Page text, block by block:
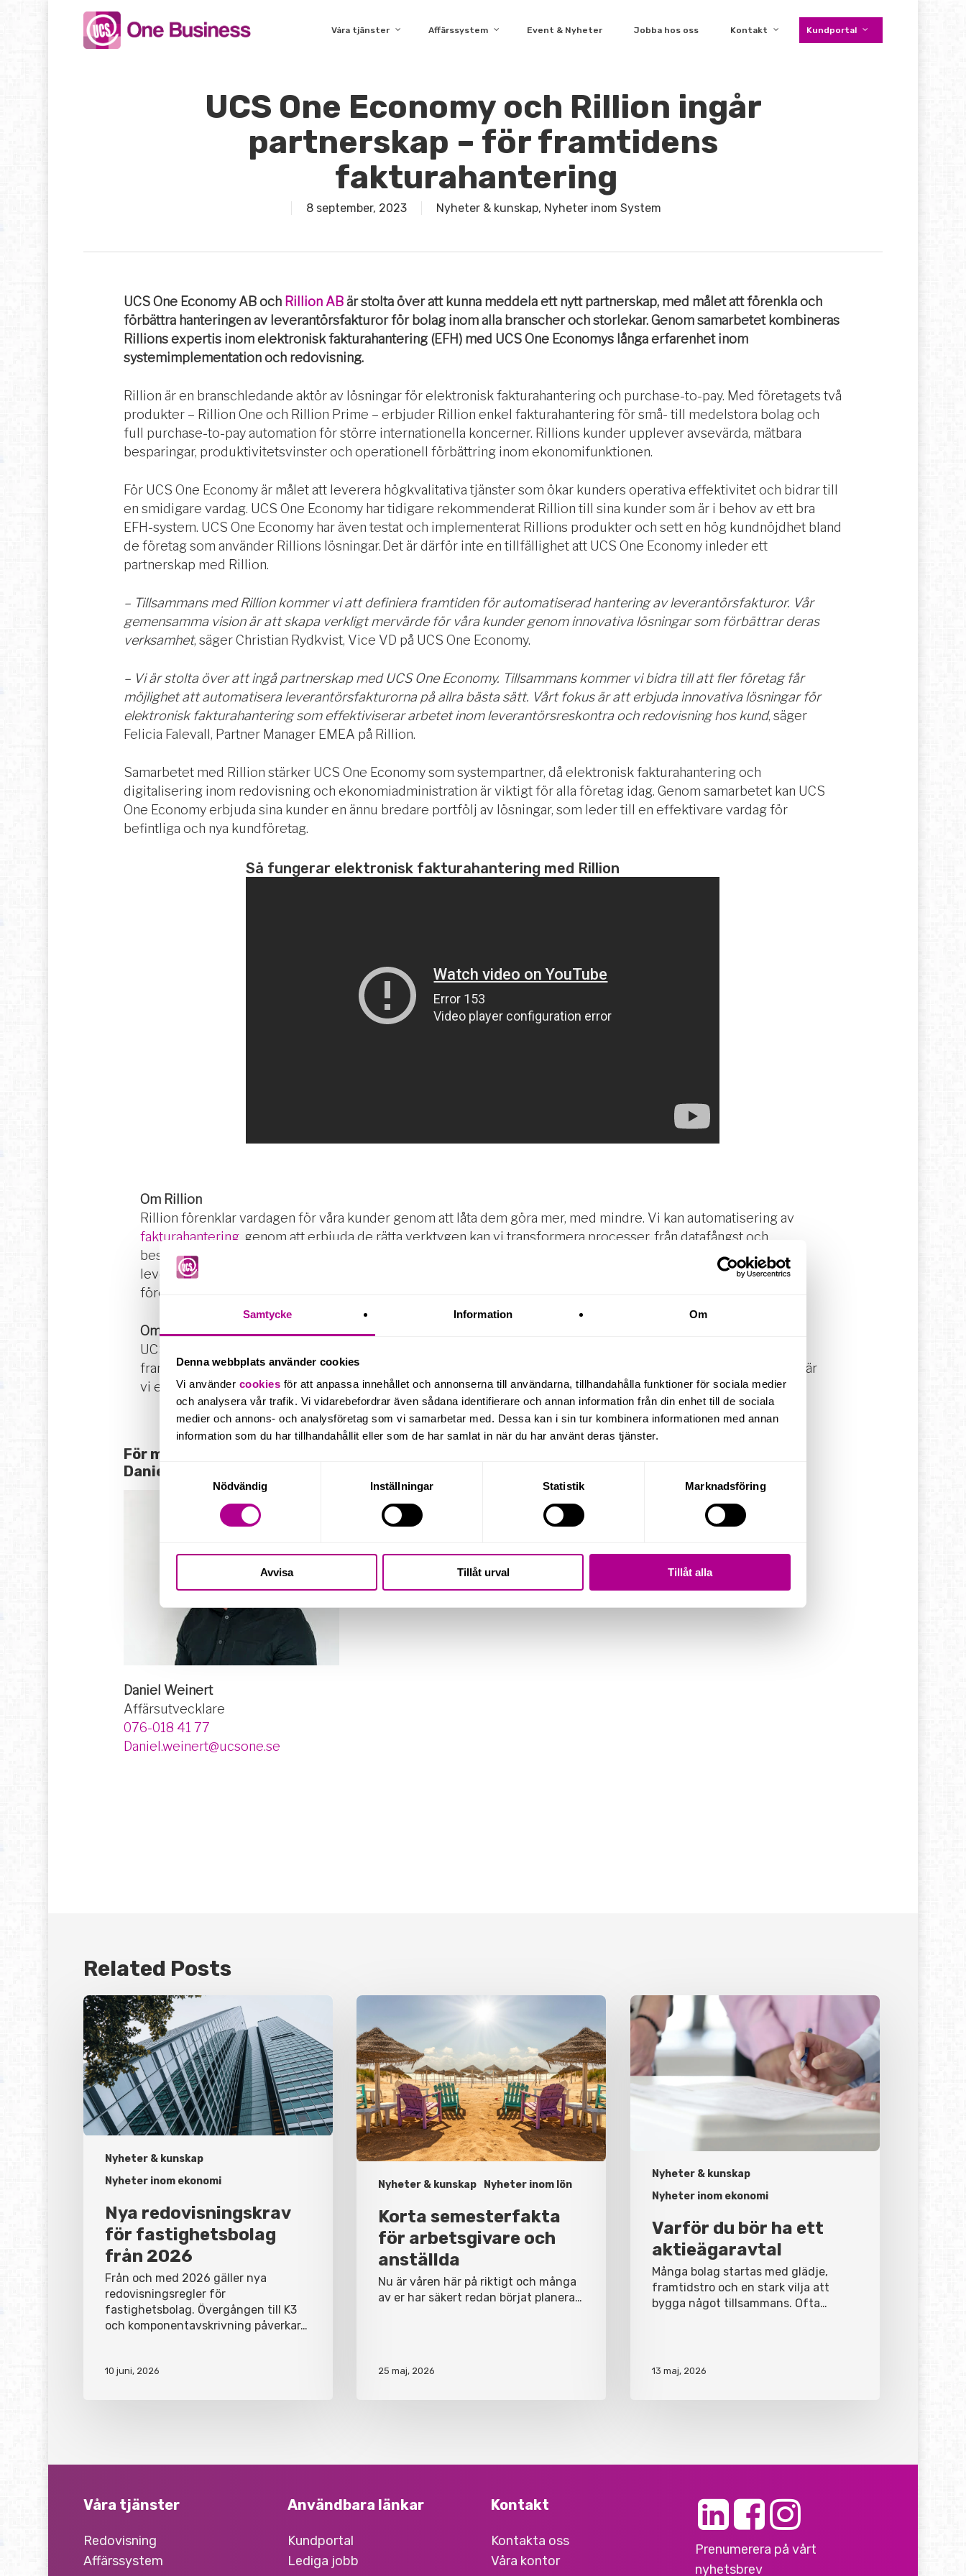
Samtycke Information Om
Denna webbplats använder cookies
Vi använder cookies för att anpassa innehållet och annonserna till användarna, tillhandahålla funktioner för sociala medier
och analysera vår trafik. Vi vidarebefordrar även sådana identifierare och annan information från din enhet till de sociala
medier och annons- och analysföretag som vi samarbetar med. Dessa kan i sin tur kombinera informationen med annan
information som du har tillhandahållit eller som de har samlat in när du har använt deras tjänster.
Samtyckesval
Nödvändig
Inställningar Statistik Marknadsföring
Avvisa Tillåt urval Tillåt alla
Våra tjänster Affärssystem Event & Nyheter Jobba hos oss Kontakt Kundportal
UCS One Economy och Rillion ingår
partnerskap – för framtidens
fakturahantering
8 september, 2023 Nyheter & kunskap, Nyheter inom System
UCS One Economy AB och Rillion ABär stolta över att kunna meddela ett nytt partnerskap, med målet att förenkla och
förbättra hanteringen av leverantörsfakturor för bolag inom alla branscher och storlekar. Genom samarbetet kombineras
Rillions expertis inom elektronisk fakturahantering (EFH) med UCS One Economys långa erfarenhet inom
systemimplementation och redovisning.
Rillion är en branschledande aktör av lösningar för elektronisk fakturahantering och purchase-to-pay. Med företagets två
produkter – Rillion One och Rillion Prime – erbjuder Rillion enkel fakturahantering för små- till medelstora bolag och
full purchase-to-pay automation för större internationella koncerner. Rillions kunder upplever avsevärda, mätbara
besparingar, produktivitetsvinster och operationell förbättring inom ekonomifunktionen.
För UCS One Economy är målet att leverera högkvalitativa tjänster som ökar kunders operativa effektivitet och bidrar till
en smidigare vardag. UCS One Economy har tidigare rekommenderat Rillion till sina kunder som är i behov av ett bra
EFH-system. UCS One Economy har även testat och implementerat Rillions produkter och sett en hög kundnöjdhet bland
de företag som använder Rillions lösningar. Det är därför inte en tillfällighet att UCS One Economy inleder ett
partnerskap med Rillion.
– Tillsammans med Rillion kommer vi att definiera framtiden för automatiserad hantering av leverantörsfakturor. Vår
gemensamma vision är att skapa verkligt mervärde för våra kunder genom innovativa lösningar som förbättrar deras
verksamhet, säger Christian Rydkvist, Vice VD på UCS One Economy.
– Vi är stolta över att ingå partnerskap med UCS One Economy. Tillsammans kommer vi bidra till att fler företag får
möjlighet att automatisera leverantörsfakturorna på allra bästa sätt. Vårt fokus är att erbjuda innovativa lösningar för
elektronisk fakturahantering som effektiviserar arbetet inom leverantörsreskontra och redovisning hos kund, säger
Felicia Falevall, Partner Manager EMEA på Rillion.
Samarbetet med Rillion stärker UCS One Economy som systempartner, då elektronisk fakturahantering och
digitalisering inom redovisning och ekonomiadministration är viktigt för alla företag idag. Genom samarbetet kan UCS
One Economy erbjuda sina kunder en ännu bredare portfölj av lösningar, som leder till en effektivare vardag för
befintliga och nya kundföretag.
Så fungerar elektronisk fakturahantering med Rillion
Om Rillion
Rillion förenklar vardagen för våra kunder genom att låta dem göra mer, med mindre. Vi kan automatisering av
fakturahantering , genom att erbjuda de rätta verktygen kan vi transformera processer, från datafångst och
beställningar, till fakturamatchning och attest. Med 25 års erfarenhet och den bästa kundservicen i branschen
levererar vi mer effektiv fakturahantering och sinnesro till våra kunder. Det är anledningen till att över 3,000
företag i fler än 50 länder litar på våra lösningar. För mer information, besök:
Om UCS One Economy
UCS One Economy är en erfaren
framgång. Genom vårt engagemang för att stödja företag genom hela processen och vår passion för innovation, är
vi en pålitlig partner för att leverera anpassningsbara och effektiva lösningar.
För mer information, välkommen att kontakta
Daniel:
Daniel Weinert
Affärsutvecklare
076-018 41 77
Daniel.weinert@ucsone.se
Related Posts
Nyheter & kunskap
Nyheter inom ekonomi
Nya
redovisningskrav
för
fastighetsbolag
från
2026
Nya redovisningskrav
för fastighetsbolag
från 2026
Från och med 2026 gäller nya
redovisningsregler för
fastighetsbolag. Övergången till K3
och komponentavskrivning påverkar…
10 juni, 2026
Nyheter & kunskap Nyheter inom lön
Korta
för
arbetsgivare
och
anställda
Korta semesterfakta
för arbetsgivare och
anställda
Nu är våren här på riktigt och många
av er har säkert redan börjat planera…
25 maj, 2026
Nyheter & kunskap
Nyheter inom ekonomi
Varför
du
ha
ett
aktieägaravtal
Varför du bör ha ett
aktieägaravtal
Många bolag startas med glädje,
framtidstro och en stark vilja att
bygga något tillsammans. Ofta…
13 maj, 2026
Våra tjänster
Redovisning
Affärssystem
Användbara länkar
Kundportal
Lediga jobb
Kontakt
Kontakta oss
Våra kontor
Prenumerera på vårt
nyhetsbrev